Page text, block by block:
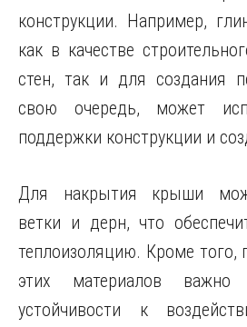
конструкции. Например,
как в качестве
стен, так и для создания
свою очередь, может
поддержки конструкции и
Для накрытия крыши
ветки и дерн, что
теплоизоляцию. Кроме того,
этих материалов
устойчивости к